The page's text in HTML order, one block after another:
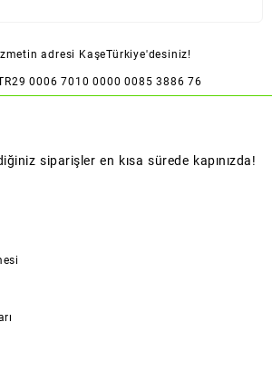
adresi KaşeTürkiye'desiniz!
0006 7010 0000 0085 3886 76
siparişler en kısa sürede kapınızda!